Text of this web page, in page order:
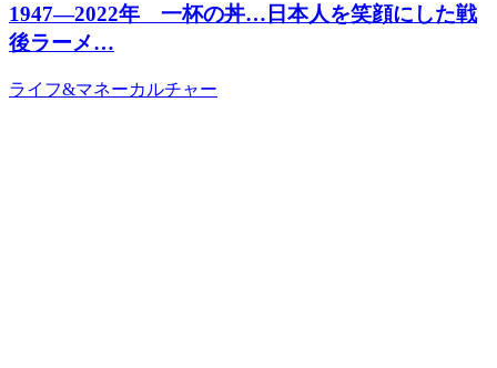
1947―2022年 一杯の丼…日本人を笑顔にした戦
後ラーメ…
ライフ&マネーカルチャー